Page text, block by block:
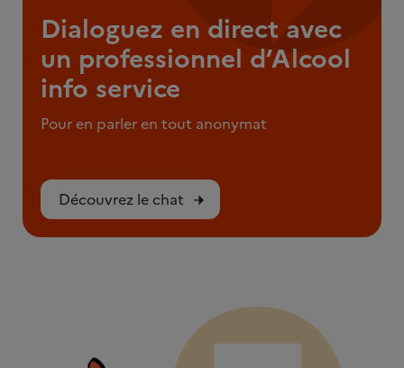
Dialoguez en direct avec
un professionnel d’Alcool
info service
Pour en parler en tout anonymat
Découvrez le chat